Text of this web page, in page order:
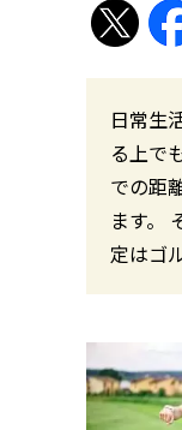
日常生
る上で
での距
ます。
定はゴ